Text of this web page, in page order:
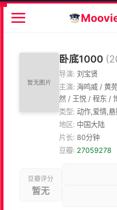
卧底1000
导演: 刘宝贤
主演: 海鸣威 / 黄
然 / 王悦 / 程东 /
类型: 动作,爱情,悬
地区: 中国大陆
片长: 80分钟
豆瓣: 27059278
豆瓣评分
暂无